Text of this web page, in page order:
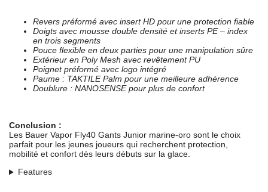
Revers préformé avec insert HD pour une protection fiable
Doigts avec mousse double densité et inserts PE – index
en trois segments
Pouce flexible en deux parties pour une manipulation sûre
Extérieur en Poly Mesh avec revêtement PU
Poignet préformé avec logo intégré
Paume : TAKTILE Palm pour une meilleure adhérence
Doublure : NANOSENSE pour plus de confort
Conclusion :
Les Bauer Vapor Fly40 Gants Junior marine-oro sont le choix
parfait pour les jeunes joueurs qui recherchent protection,
mobilité et confort dès leurs débuts sur la glace.
Features